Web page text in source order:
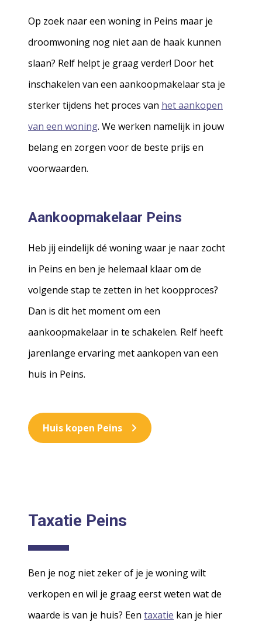
Op zoek naar een woning in Peins maar je
droomwoning nog niet aan de haak kunnen
slaan? Relf helpt je graag verder! Door het
inschakelen van een aankoopmakelaar sta je
sterker tijdens het proces van het aankopen
van een woning. We werken namelijk in jouw
belang en zorgen voor de beste prijs en
voorwaarden.
Aankoopmakelaar Peins
Heb jij eindelijk dé woning waar je naar zocht
in Peins en ben je helemaal klaar om de
volgende stap te zetten in het koopproces?
Dan is dit het moment om een
aankoopmakelaar in te schakelen. Relf heeft
jarenlange ervaring met aankopen van een
huis in Peins.
Huis kopen Peins
Taxatie Peins
Ben je nog niet zeker of je je woning wilt
verkopen en wil je graag eerst weten wat de
waarde is van je huis? Een taxatie kan je hier